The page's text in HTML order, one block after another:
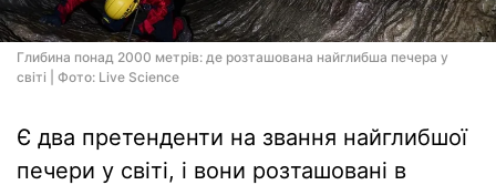
Глибина понад 2000 метрів: де розташована найглибша печера у
світі | Фото: Live Science
Є два претенденти на звання найглибшої
печери у світі, і вони розташовані в